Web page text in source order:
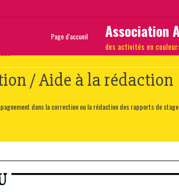
Page d'accueil Association
des activités en
/ Aide à la rédaction
dans la correction ou la rédaction des rapports de